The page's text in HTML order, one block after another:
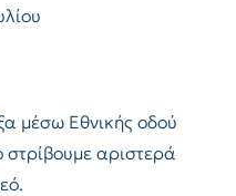
μέσω Εθνικής οδού
αριστερά